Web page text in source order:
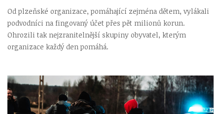
Od plzeňské organizace, pomáhající zejména dětem, vylákali
podvodníci na fingovaný účet přes pět milionů korun.
Ohrozili tak nejzranitelnější skupiny obyvatel, kterým
organizace každý den pomáhá.